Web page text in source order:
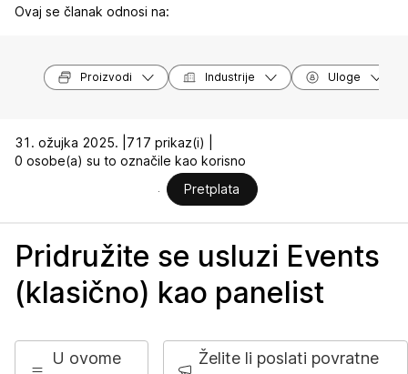
Ovaj se članak odnosi na:
Proizvodi Industrije Uloge
31. ožujka 2025. | 717 prikaz(i) |
0 osobe(a) su to označile kao korisno
Pretplata
Pridružite se usluzi Events
(klasično) kao panelist
U ovome
Želite li poslati povratne